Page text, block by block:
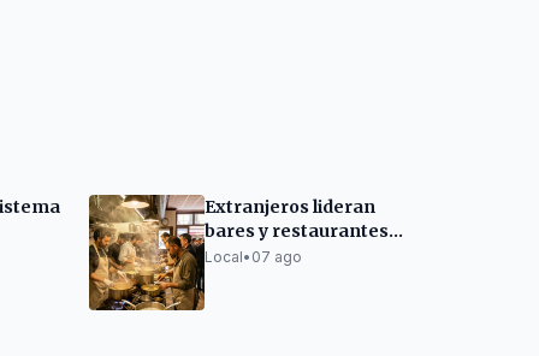
Extranjeros lideran
bares y restaurantes
en Barcelona
Local• 07 ago